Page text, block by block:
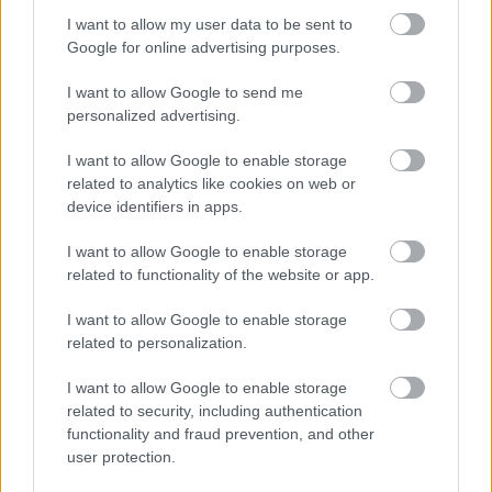
I want to allow my user data to be sent to
Google for online advertising purposes.
I want to allow Google to send me
personalized advertising.
I want to allow Google to enable storage
related to analytics like cookies on web or
device identifiers in apps.
I want to allow Google to enable storage
related to functionality of the website or app.
I want to allow Google to enable storage
related to personalization.
I want to allow Google to enable storage
related to security, including authentication
functionality and fraud prevention, and other
user protection.
4. Cristiano Ronaldo
Bár néhányan fogászati héjat viselnek, más sztárok
visszafogottak maradtak. A világhírű futballsztár, Cristiano
Ronaldo a fogait csiszoltatta.